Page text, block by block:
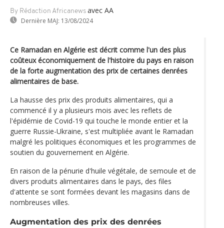
By Rédaction Africanews avec AA
Dernière MAJ: 13/08/2024
Ce Ramadan en Algérie est décrit comme l'un des plus
coûteux économiquement de l'histoire du pays en raison
de la forte augmentation des prix de certaines denrées
alimentaires de base.
La hausse des prix des produits alimentaires, qui a
commencé il y a plusieurs mois avec les reflets de
l'épidémie de Covid-19 qui touche le monde entier et la
guerre Russie-Ukraine, s'est multipliée avant le Ramadan
malgré les politiques économiques et les programmes de
soutien du gouvernement en Algérie.
En raison de la pénurie d'huile végétale, de semoule et de
divers produits alimentaires dans le pays, des files
d'attente se sont formées devant les magasins dans de
nombreuses villes.
Augmentation des prix des denrées